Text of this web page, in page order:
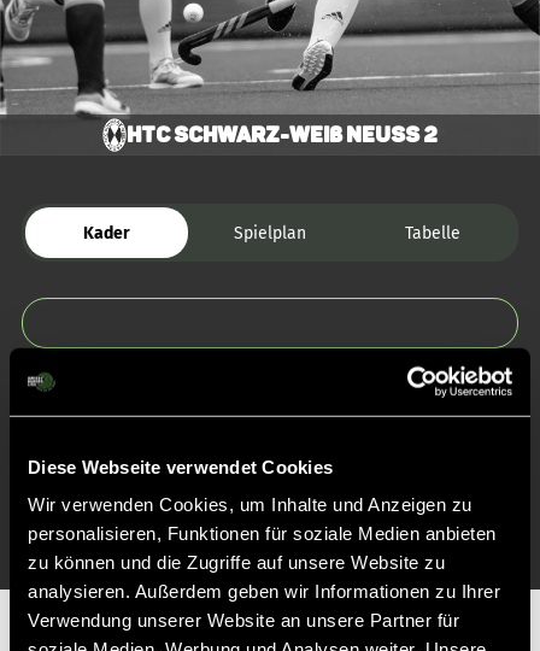
Diese Webseite verwendet Cookies
Wir verwenden Cookies, um Inhalte und Anzeigen zu
personalisieren, Funktionen für soziale Medien anbieten
zu können und die Zugriffe auf unsere Website zu
analysieren. Außerdem geben wir Informationen zu Ihrer
Verwendung unserer Website an unsere Partner für
HTC Schwarz-Weiß Neuss 2
Kader Spielplan Tabelle
Partner